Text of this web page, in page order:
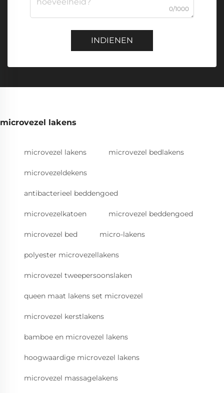
0/1000
INDIENEN
microvezel lakens
microvezel lakens microvezel bedlakens
microvezeldekens
antibacterieel beddengoed
microvezelkatoen microvezel beddengoed
microvezel bed micro-lakens
polyester microvezellakens
microvezel tweepersoonslaken
queen maat lakens set microvezel
microvezel kerstlakens
bamboe en microvezel lakens
hoogwaardige microvezel lakens
microvezel massagelakens